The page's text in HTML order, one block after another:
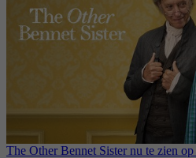
The Other Bennet Sister nu te zien